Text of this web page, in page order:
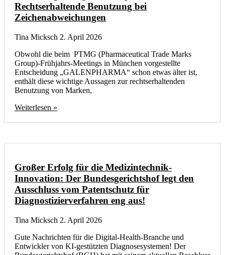
Rechtserhaltende Benutzung bei
Zeichenabweichungen
Tina Micksch 2. April 2026
Obwohl die beim PTMG (Pharmaceutical Trade Marks
Group)-Frühjahrs-Meetings in München vorgestellte
Entscheidung „GALENPHARMA“ schon etwas älter ist,
enthält diese wichtige Aussagen zur rechtserhaltenden
Benutzung von Marken,
Weiterlesen »
Großer Erfolg für die Medizintechnik-
Innovation: Der Bundesgerichtshof legt den
Ausschluss vom Patentschutz für
Diagnostizierverfahren eng aus!
Tina Micksch 2. April 2026
Gute Nachrichten für die Digital-Health-Branche und
Entwickler von KI-gestützten Diagnosesystemen! Der